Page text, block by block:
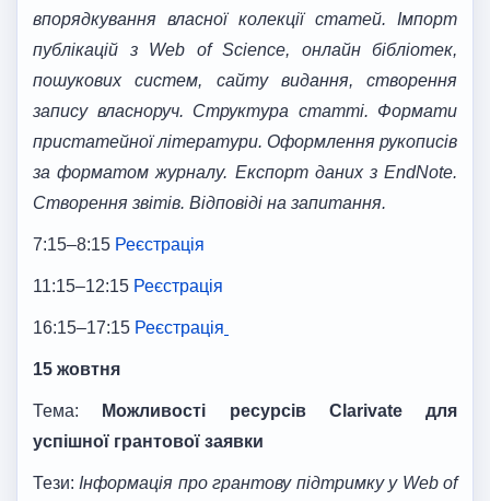
впорядкування власної колекції статей. Імпорт
публікацій з Web of Science, онлайн бібліотек,
пошукових систем, сайту видання, створення
запису власноруч. Структура статті. Формати
пристатейної літератури. Оформлення рукописів
за форматом журналу. Експорт даних з EndNote.
Створення звітів. Відповіді на запитання.
7:15–8:15 Реєстрація
11:15–12:15 Реєстрація
16:15–17:15 Реєстрація
15 жовтня
Тема: Можливості ресурсів Clarivateдля
успішної грантової заявки
Тези: Інформація про грантову підтримку у Web of